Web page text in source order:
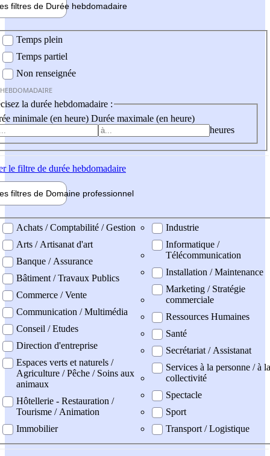
filtres de Durée hebdomadaire
Temps plein
Temps partiel
Non renseignée
la durée hebdomadaire :
minimale (en heure) Durée maximale (en heure)
heures
le filtre de durée hebdomadaire
filtres de Domaine professionnel
professionel
Achats / Comptabilité / Gestion
Arts / Artisanat d'art
Banque / Assurance
Bâtiment / Travaux Publics
Commerce / Vente
Communication / Multimédia
Conseil / Etudes
Direction d'entreprise
Espaces verts et naturels /
Agriculture / Pêche / Soins aux
animaux
Hôtellerie - Restauration /
Tourisme / Animation
Immobilier
Industrie
Informatique /
Télécommunication
Installation / Maintenance
Marketing / Stratégie
commerciale
Ressources Humaines
Santé
Secrétariat / Assistanat
Services à la personne / à la
collectivité
Spectacle
Sport
Transport / Logistique